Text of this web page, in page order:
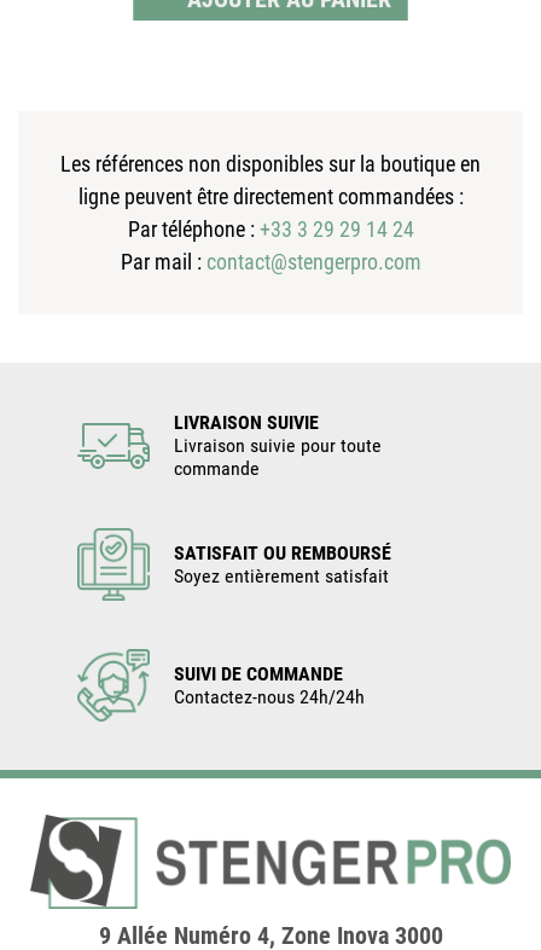
Les références non disponibles sur la boutique en
ligne peuvent être directement commandées :
Par téléphone :+33 3 29 29 14 24
Par mail : contact@stengerpro.com
LIVRAISON SUIVIE
Livraison suivie pour toute
commande
SATISFAIT OU REMBOURSÉ
Soyez entièrement satisfait
SUIVI DE COMMANDE
Contactez-nous 24h/24h
9 Allée Numéro 4, Zone Inova 3000